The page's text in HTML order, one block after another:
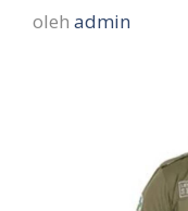
oleh admin